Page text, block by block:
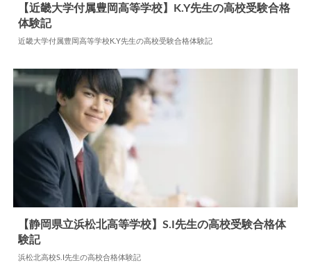
高校合格体験記
【近畿大学付属豊岡高等学校】K.Y先生の高校受験合格
体験記
近畿大学付属豊岡高等学校K.Y先生の高校受験合格体験記
高校合格体験記
【静岡県立浜松北高等学校】S.I先生の高校受験合格体
験記
浜松北高校S.I先生の高校合格体験記